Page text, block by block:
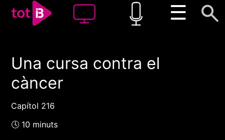
☰
00:00 00:00
Una cursa contra el
càncer
Capítol 216
🕓 10 minuts